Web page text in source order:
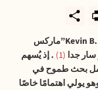
Kevin”ماركس
سار جدا 1 . إذ يُسهم
بحث طموح في
ماركس للحقبة من 1869 إلى 1883. وهو يولي اهتمامًا خاصًا